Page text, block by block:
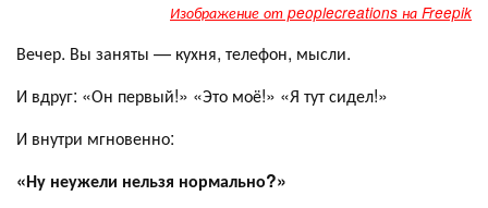
Изображение от peoplecreations на Freepik
Вечер. Вы заняты — кухня, телефон, мысли.
И вдруг: «Он первый!» «Это моё!» «Я тут сидел!»
И внутри мгновенно:
«Ну неужели нельзя нормально?»